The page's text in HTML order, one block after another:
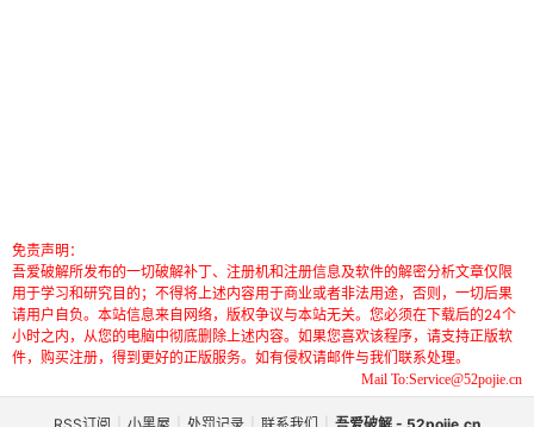
免责声明：
吾爱破解所发布的一切破解补丁、注册机和注册信息及软件的解密分析文章仅限
用于学习和研究目的；不得将上述内容用于商业或者非法用途，否则，一切后果
请用户自负。本站信息来自网络，版权争议与本站无关。您必须在下载后的24个
小时之内，从您的电脑中彻底删除上述内容。如果您喜欢该程序，请支持正版软
件，购买注册，得到更好的正版服务。如有侵权请邮件与我们联系处理。
Mail To:Service@52pojie.cn